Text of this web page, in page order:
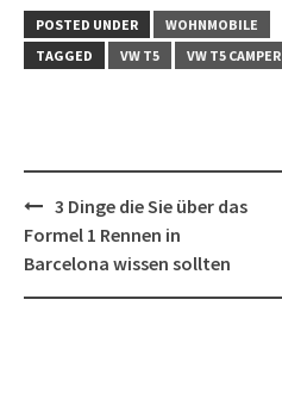
POSTED UNDER
WOHNMOBILE
TAGGED
VW T5 VW T5 CAMPER
Post
navigation
3 Dinge die Sie über das
Formel 1 Rennen in
Barcelona wissen sollten